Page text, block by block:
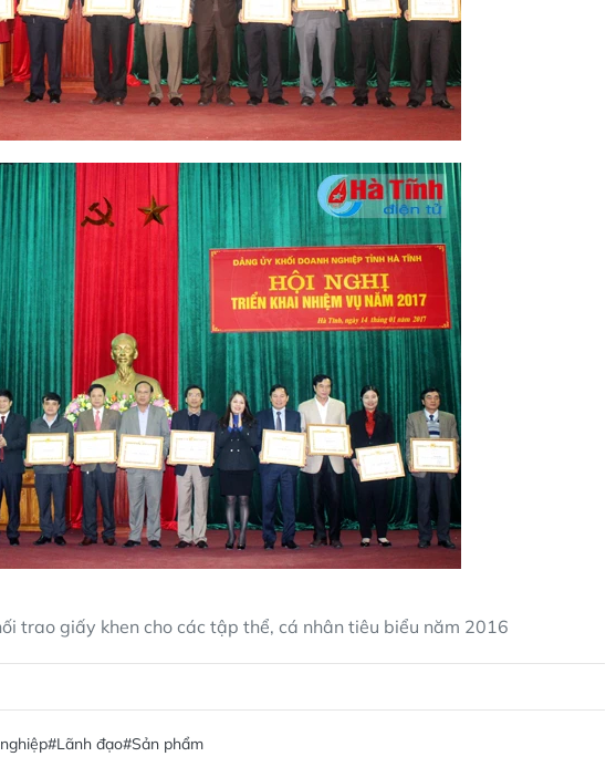
trao giấy khen cho các tập thể, cá nhân tiêu biểu năm 2016
#Lãnh đạo#Sản phẩm